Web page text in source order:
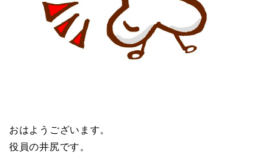
おはようございます。
役員の井尻です。